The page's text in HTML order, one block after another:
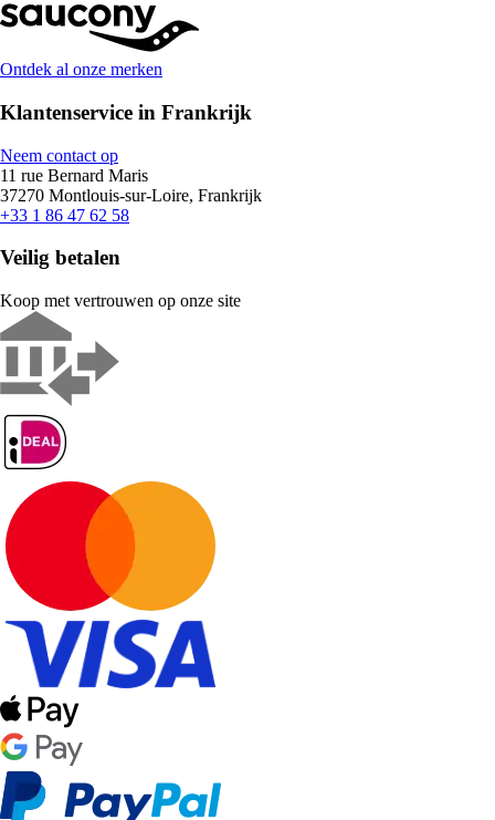
Ontdek al onze merken
Klantenservice in Frankrijk
Neem contact op
11 rue Bernard Maris
37270 Montlouis-sur-Loire, Frankrijk
+33 1 86 47 62 58
Veilig betalen
Koop met vertrouwen op onze site